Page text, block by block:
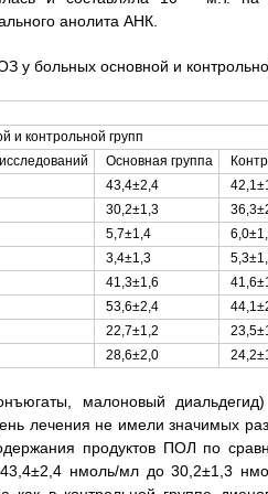
анолита АНК.
у больных основной и
и контрольной групп
Основная группа
43,4±2,4
30,2±1,3
5,7±1,4
3,4±1,3
41,3±1,6
53,6±2,4
22,7±1,2
28,6±2,0
малоновый
лечения не имели значимых
продуктов ПОЛ по
нмоль/мл до 30,2±1,3